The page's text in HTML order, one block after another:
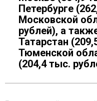
Петербурге
Московской
рублей), а
Татарстан
Тюменской
(204,4 тыс.